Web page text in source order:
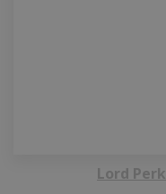
Lord